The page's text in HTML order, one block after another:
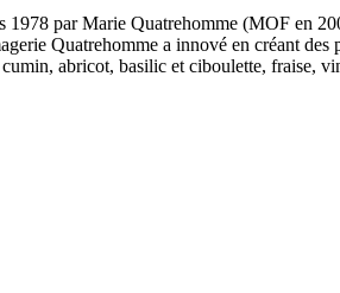
par Marie Quatrehomme (MOF en
Quatrehomme a innové en créant
abricot, basilic et ciboulette, fraise,